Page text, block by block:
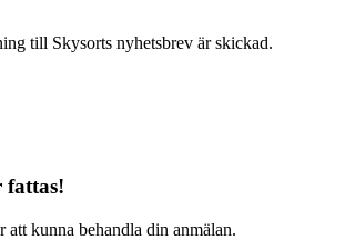
till Skysorts nyhetsbrev är skickad.
kunna behandla din anmälan.